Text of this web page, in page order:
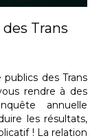
Trans
des Trans
rendre à des
annuelle
les résultats,
! La relation